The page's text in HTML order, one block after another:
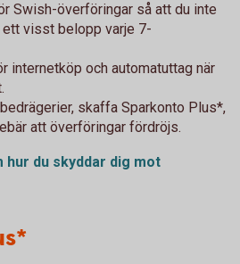
Swish-överföringar så att du inte
ett visst belopp varje 7-
internetköp och automatuttag när
skaffa Sparkonto Plus*,
att överföringar fördröjs.
du skyddar dig mot